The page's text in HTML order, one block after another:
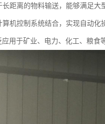
距离的物料输送，能够满足大
机控制系统结合，实现自动化
用于矿业、电力、化工、粮食